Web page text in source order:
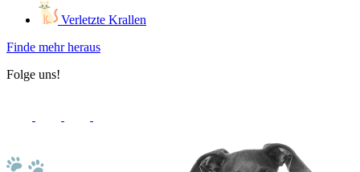
Verletzte Krallen
Finde mehr heraus
Folge uns!